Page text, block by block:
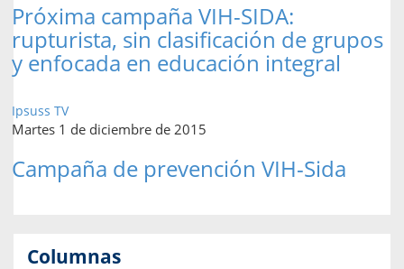
Próxima campaña VIH-SIDA:
rupturista, sin clasificación de grupos
y enfocada en educación integral
Ipsuss TV
Martes 1 de diciembre de 2015
Campaña de prevención VIH-Sida
Columnas